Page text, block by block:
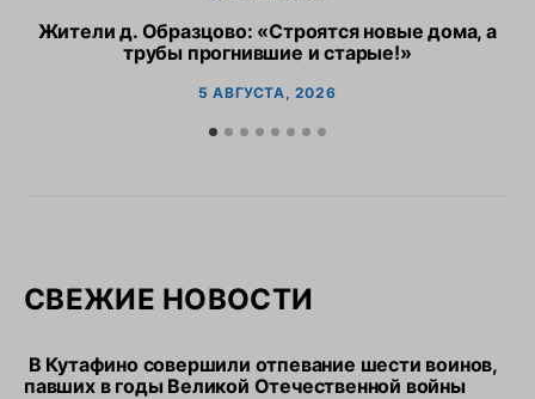
Жители д. Образцово: «Строятся новые дома, а
трубы прогнившие и старые!»
5 АВГУСТА, 2026
СВЕЖИЕ НОВОСТИ
В Кутафино совершили отпевание шести воинов,
павших в годы Великой Отечественной войны